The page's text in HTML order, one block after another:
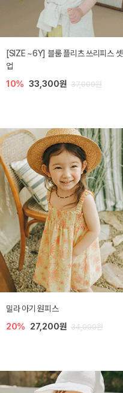
[SIZE ~6Y] 블룸 플리츠 쓰리피스 셋
업
10% 33,300원 37,000원
밀라 아기 원피스
20% 27,200원 34,000원